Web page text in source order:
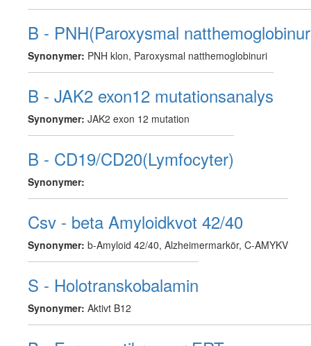
B - PNH(Paroxysmal
Synonymer: PNH klon, Paroxysmal natthemoglobinuri
B - JAK2 exon12 mutationsanalys
Synonymer: JAK2 exon 12 mutation
B - CD19/CD20(Lymfocyter)
Synonymer:
Csv - beta Amyloidkvot 42/40
Synonymer: b-Amyloid 42/40, Alzheimermarkör, C-AMYKV
S - Holotranskobalamin
Synonymer: Aktivt B12